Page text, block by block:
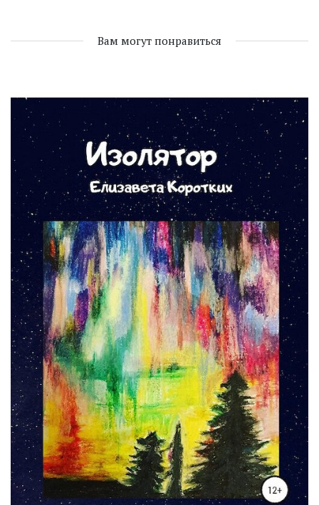
Вам могут понравиться